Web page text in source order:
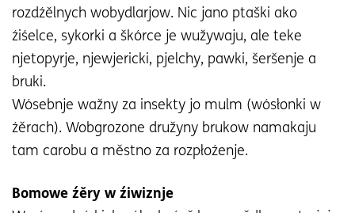
rozdźělnych wobydlarjow. Nic jano ptaški ako
źiśelce, sykorki a škórce je wužywaju, ale teke
njetopyrje, njewjericki, pjelchy, pawki, šeršenje a
bruki.
Wósebnje wažny za insekty jo mulm (wósłonki w
źěrach). Wobgrozone družyny brukow namakaju
tam carobu a městno za rozpłoźenje.
Bomowe źěry w źiwiznje